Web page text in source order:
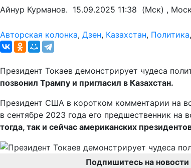
Айнур Курманов. 15.09.2025 11:38 (Мск) ,
Авторская колонка, Дзен, Казахстан, Политика,
Президент Токаев демонстрирует чудеса
позвонил Трампу и пригласил в Казахстан.
Президент США в коротком комментарии на
в сентябре 2023 года его предшественник
тогда, так и сейчас американских
Подпишитесь на